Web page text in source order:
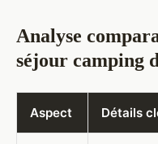
Analyse
séjour camping
Aspect Détails